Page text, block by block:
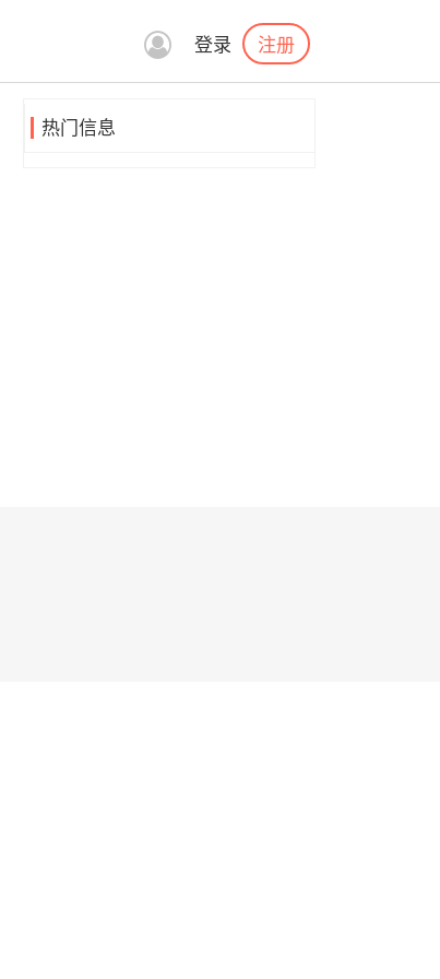
登录 注册
热门信息